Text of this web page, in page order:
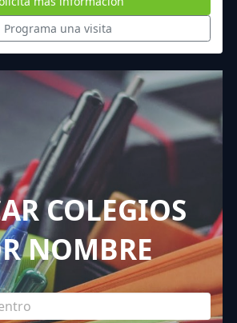
Programa una visita
COLEGIOS
NOMBRE